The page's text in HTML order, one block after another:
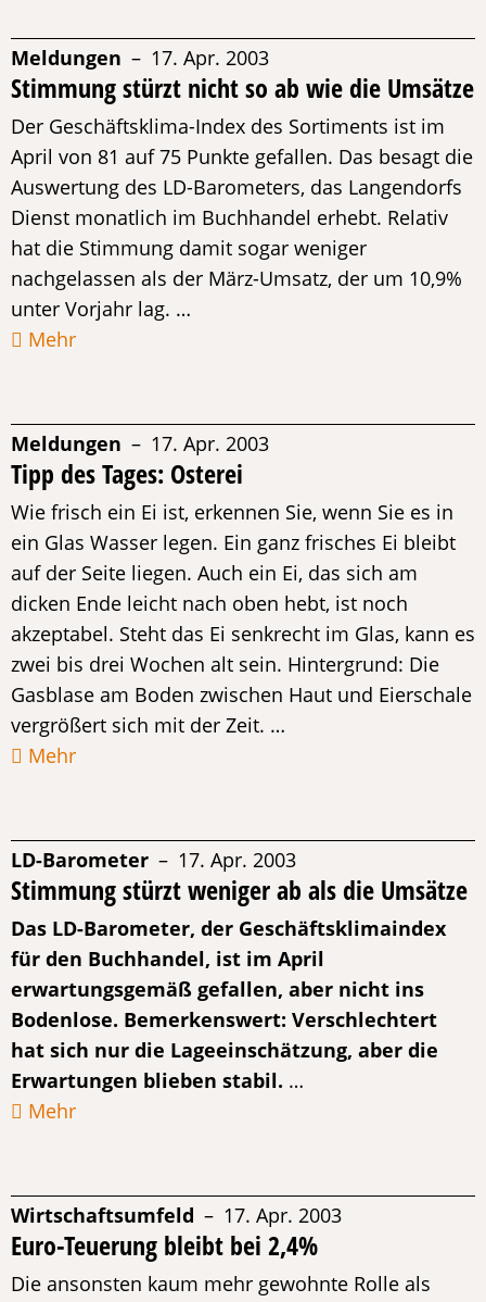
Meldungen – 17. Apr. 2003
Stimmung stürzt nicht so ab wie die Umsätze
Der Geschäftsklima-Index des Sortiments ist im
April von 81 auf 75 Punkte gefallen. Das besagt die
Auswertung des LD-Barometers, das Langendorfs
Dienst monatlich im Buchhandel erhebt. Relativ
hat die Stimmung damit sogar weniger
nachgelassen als der März-Umsatz, der um 10,9%
unter Vorjahr lag. …
Mehr
Meldungen – 17. Apr. 2003
Tipp des Tages: Osterei
Wie frisch ein Ei ist, erkennen Sie, wenn Sie es in
ein Glas Wasser legen. Ein ganz frisches Ei bleibt
auf der Seite liegen. Auch ein Ei, das sich am
dicken Ende leicht nach oben hebt, ist noch
akzeptabel. Steht das Ei senkrecht im Glas, kann es
zwei bis drei Wochen alt sein. Hintergrund: Die
Gasblase am Boden zwischen Haut und Eierschale
vergrößert sich mit der Zeit. …
Mehr
LD-Barometer – 17. Apr. 2003
Stimmung stürzt weniger ab als die Umsätze
Das LD-Barometer, der Geschäftsklimaindex
für den Buchhandel, ist im April
erwartungsgemäß gefallen, aber nicht ins
Bodenlose. Bemerkenswert: Verschlechtert
hat sich nur die Lageeinschätzung, aber die
Erwartungen blieben stabil. …
Mehr
Wirtschaftsumfeld – 17. Apr. 2003
Euro-Teuerung bleibt bei 2,4%
Die ansonsten kaum mehr gewohnte Rolle als